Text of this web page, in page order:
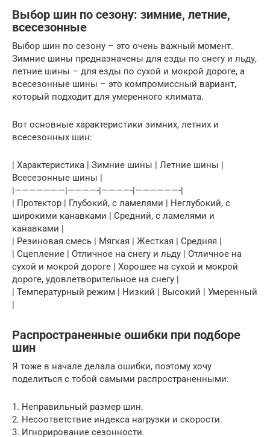
Выбор шин по сезону: зимние, летние,
всесезонные
Выбор шин по сезону – это очень важный момент.
Зимние шины предназначены для езды по снегу и льду,
летние шины – для езды по сухой и мокрой дороге, а
всесезонные шины – это компромиссный вариант,
который подходит для умеренного климата.
Вот основные характеристики зимних, летних и
всесезонных шин:
| Характеристика | Зимние шины | Летние шины |
Всесезонные шины |
|———————|————-|————-|——————-|
| Протектор | Глубокий, с ламелями | Неглубокий, с
широкими канавками | Средний, с ламелями и
канавками |
| Резиновая смесь | Мягкая | Жесткая | Средняя |
| Сцепление | Отличное на снегу и льду | Отличное на
сухой и мокрой дороге | Хорошее на сухой и мокрой
дороге, удовлетворительное на снегу |
| Температурный режим | Низкий | Высокий | Умеренный
|
Распространенные ошибки при подборе
шин
Я тоже в начале делала ошибки, поэтому хочу
поделиться с тобой самыми распространенными:
1. Неправильный размер шин.
2. Несоответствие индекса нагрузки и скорости.
3. Игнорирование сезонности.